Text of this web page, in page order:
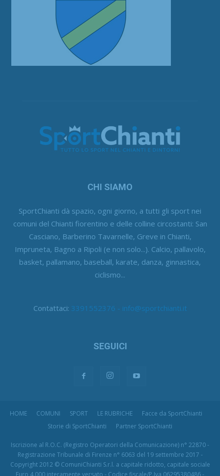
CHI SIAMO
SportChianti dà spazio, ogni giorno, a tutti gli sport nei
comuni del Chianti fiorentino e delle colline circostanti: San
Casciano, Barberino Tavarnelle, Greve in Chianti,
Impruneta, Bagno a Ripoli (e non solo...). Calcio, pallavolo,
basket, pallamano, baseball, karate, danza, ginnastica,
ciclismo...
Contattaci: 3391552376 - info@sportchianti.it
SEGUICI
HOME COMUNI SPORT LE RUBRICHE
Facce da SportChianti
Storie di SportChianti
Partner SportChianti
Iscrizione al R.O.C. (Registro Operatori della Comunicazione) n° 22870 -
Registrazione Tribunale di Firenze n° 6063 del 19 settembre 2017 -
Copyright 2012 © ComuniChianti S.r.l. a capitale ridotto, capitale sociale
Euro 4.000 interamente versato - Codice fiscale/P.Iva 06295380486 -